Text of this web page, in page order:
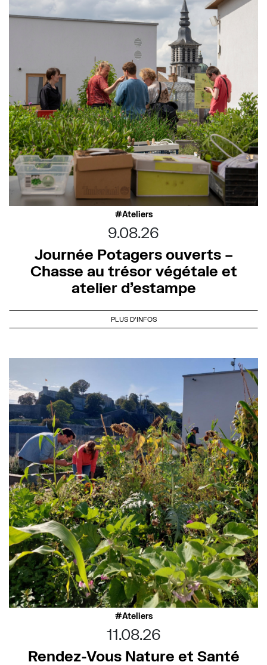
Ateliers
9.08.26
Journée Potagers ouverts –
Chasse au trésor végétale et
atelier d’estampe
PLUS D'INFOS
Ateliers
11.08.26
Rendez-Vous Nature et Santé